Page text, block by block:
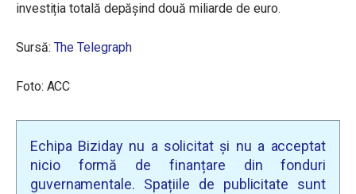
investiția totală depășind două miliarde de euro.
Sursă: The Telegraph
Foto: ACC
Echipa Biziday nu a solicitat și nu a acceptat
nicio formă de finanțare din fonduri
guvernamentale. Spațiile de publicitate sunt